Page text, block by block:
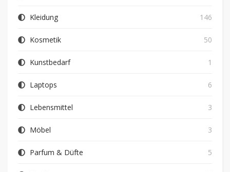
Kleidung 146
Kosmetik 50
Kunstbedarf 1
Laptops 6
Lebensmittel 3
Möbel 3
Parfum & Düfte 5